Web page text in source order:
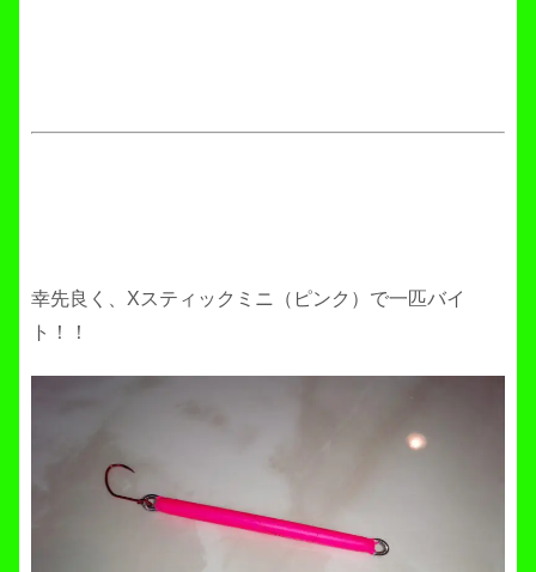
幸先良く、Xスティックミニ（ピンク）で一匹バイ
ト！！